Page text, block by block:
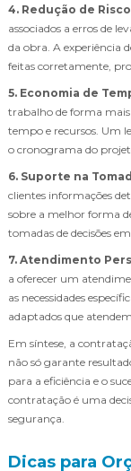
4. Redução de
associados a erros de
da obra. A experiência
feitas corretamente,
5. Economia de
trabalho de forma
tempo e recursos. Um
o cronograma do
6. Suporte na
clientes informações
sobre a melhor forma
tomadas de decisões
7. Atendimento
a oferecer um
as necessidades
adaptados que
Em síntese, a
não só garante
para a eficiência e o
contratação é uma
segurança.
Dicas para